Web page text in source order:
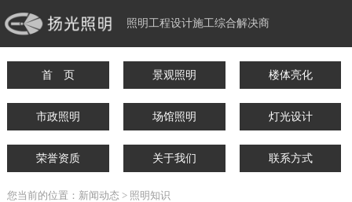
照明工程设计施工综合解决商
首 页 景观照明 楼体亮化
市政照明 场馆照明 灯光设计
荣誉资质 关于我们 联系方式
您当前的位置：新闻动态 > 照明知识